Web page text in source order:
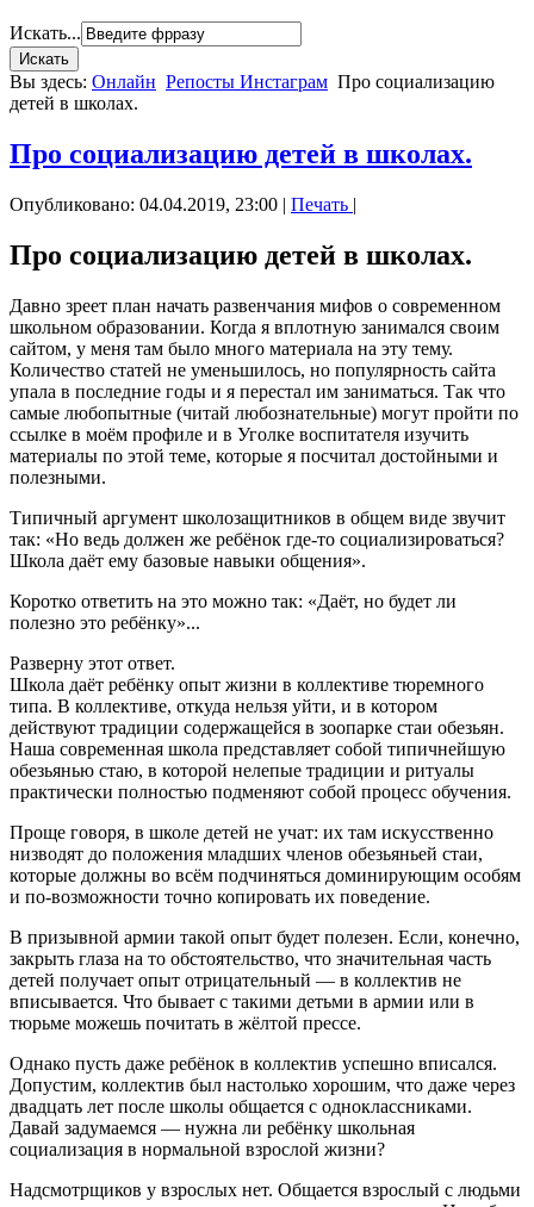
Искать...
Вы здесь: Онлайн Репосты Инстаграм Про социализацию
детей в школах.
Про социализацию детей в школах.
Опубликовано: 04.04.2019, 23:00 | Печать |
Про социализацию детей в школах.
Давно зреет план начать развенчания мифов о современном
школьном образовании. Когда я вплотную занимался своим
сайтом, у меня там было много материала на эту тему.
Количество статей не уменьшилось, но популярность сайта
упала в последние годы и я перестал им заниматься. Так что
самые любопытные (читай любознательные) могут пройти по
ссылке в моём профиле и в Уголке воспитателя изучить
материалы по этой теме, которые я посчитал достойными и
полезными.
Типичный аргумент школозащитников в общем виде звучит
так: «Но ведь должен же ребёнок где-то социализироваться?
Школа даёт ему базовые навыки общения».
Коротко ответить на это можно так: «Даёт, но будет ли
полезно это ребёнку»...
Разверну этот ответ.
Школа даёт ребёнку опыт жизни в коллективе тюремного
типа. В коллективе, откуда нельзя уйти, и в котором
действуют традиции содержащейся в зоопарке стаи обезьян.
Наша современная школа представляет собой типичнейшую
обезьянью стаю, в которой нелепые традиции и ритуалы
практически полностью подменяют собой процесс обучения.
Проще говоря, в школе детей не учат: их там искусственно
низводят до положения младших членов обезьяньей стаи,
которые должны во всём подчиняться доминирующим особям
и по-возможности точно копировать их поведение.
В призывной армии такой опыт будет полезен. Если, конечно,
закрыть глаза на то обстоятельство, что значительная часть
детей получает опыт отрицательный — в коллектив не
вписывается. Что бывает с такими детьми в армии или в
тюрьме можешь почитать в жёлтой прессе.
Однако пусть даже ребёнок в коллектив успешно вписался.
Допустим, коллектив был настолько хорошим, что даже через
двадцать лет после школы общается с одноклассниками.
Давай задумаемся — нужна ли ребёнку школьная
социализация в нормальной взрослой жизни?
Надсмотрщиков у взрослых нет. Общается взрослый с людьми